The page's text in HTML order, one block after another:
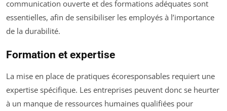
communication ouverte et des formations adéquates sont
essentielles, afin de sensibiliser les employés à l’importance
de la durabilité.
Formation et expertise
La mise en place de pratiques écoresponsables requiert une
expertise spécifique. Les entreprises peuvent donc se heurter
à un manque de ressources humaines qualifiées pour